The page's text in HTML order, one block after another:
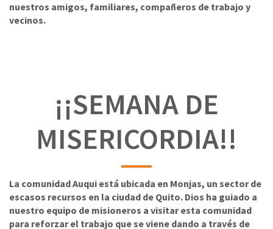
nuestros amigos, familiares, compañeros de trabajo y
vecinos.
¡¡SEMANA DE
MISERICORDIA!!
La comunidad Auqui está ubicada en Monjas, un sector de
escasos recursos en la ciudad de Quito. Dios ha guiado a
nuestro equipo de misioneros a visitar esta comunidad
para reforzar el trabajo que se viene dando a través de